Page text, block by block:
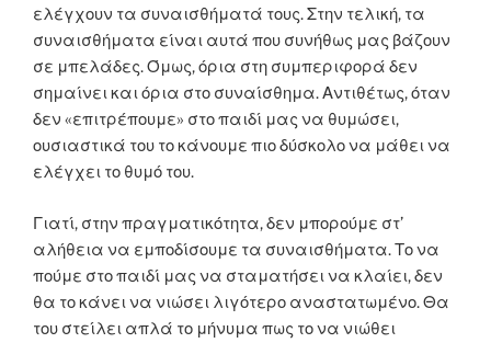
ελέγχουν τα συναισθήματά τους. Στην τελική, τα
συναισθήματα είναι αυτά που συνήθως μας βάζουν
σε μπελάδες. Όμως, όρια στη συμπεριφορά δεν
σημαίνει και όρια στο συναίσθημα. Αντιθέτως, όταν
δεν «επιτρέπουμε» στο παιδί μας να θυμώσει,
ουσιαστικά του το κάνουμε πιο δύσκολο να μάθει να
ελέγχει το θυμό του.
Γιατί, στην πραγματικότητα, δεν μπορούμε στ’
αλήθεια να εμποδίσουμε τα συναισθήματα. Το να
πούμε στο παιδί μας να σταματήσει να κλαίει, δεν
θα το κάνει να νιώσει λιγότερο αναστατωμένο. Θα
του στείλει απλά το μήνυμα πως το να νιώθει